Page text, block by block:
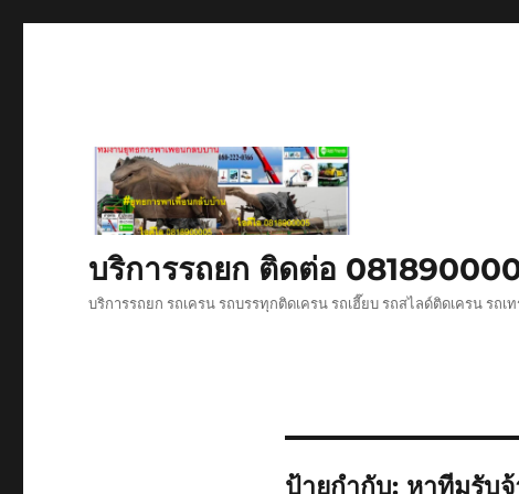
บริการรถยก ติดต่อ
บริการรถยก รถเครน รถบรรทุกติดเครน รถเฮี๊ยบ รถสไลด์ติดเครน รถ
ป้ายกำกับ: หาทีมรับจ้